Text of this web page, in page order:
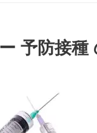
予防接種